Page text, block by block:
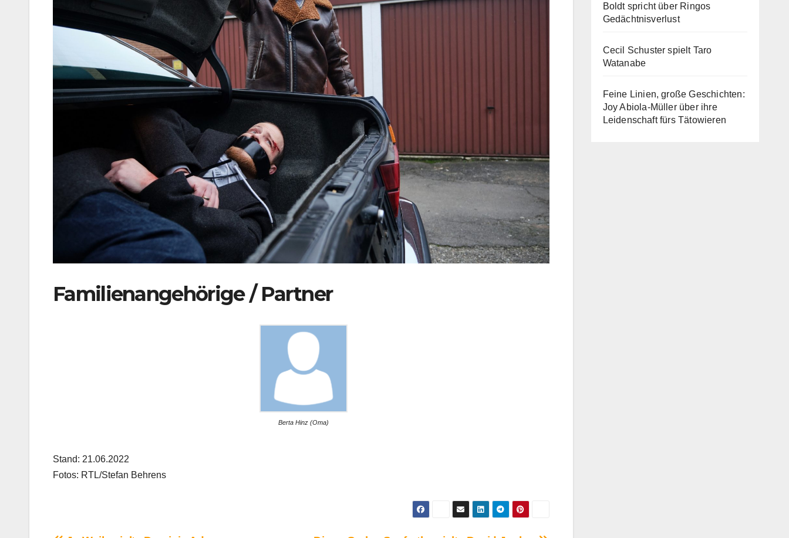
Familienangehörige / Partner
Berta Hinz (Oma)
Stand: 21.06.2022
Fotos: RTL/Stefan Behrens
Boldt spricht über Ringos
Gedächtnisverlust
Cecil Schuster spielt Taro
Watanabe
Feine Linien, große Geschichten:
Joy Abiola-Müller über ihre
Leidenschaft fürs Tätowieren